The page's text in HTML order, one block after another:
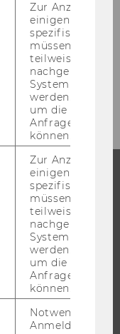
Zur Anzeige von
einigen WU-
spezifischen
müssen
teilweise von
nachgelagerten
System
werden.
um die Antwort
Anfrage
können.
Zur Anzeige von
einigen WU-
spezifischen
müssen
teilweise von
nachgelagerten
System
werden.
um die Antwort
Anfrage
können.
Notwendig für
Anmeldung und